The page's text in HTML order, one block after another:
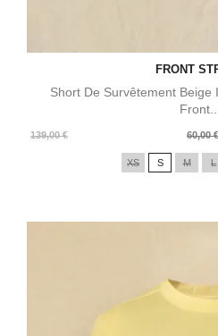
FRONT
Short De Survêtement
139,00 €
Prix
60,00 €
Prix
XS S M L